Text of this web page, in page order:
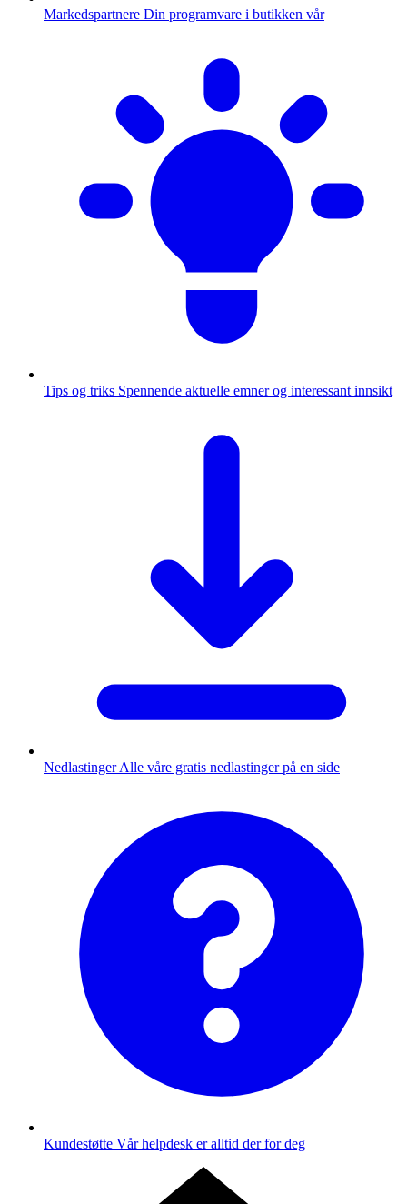
Markedspartnere Din programvare i butikken vår
Tips og triks Spennende aktuelle emner og interessant innsikt
Nedlastinger Alle våre gratis nedlastinger på en side
Kundestøtte Vår helpdesk er alltid der for deg